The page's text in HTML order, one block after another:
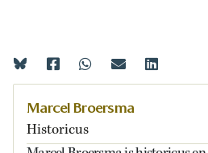
Marcel Broersma
Historicus